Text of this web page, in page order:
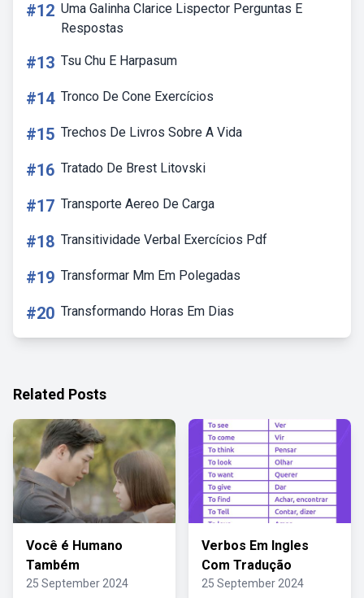
#12 Uma Galinha Clarice Lispector Perguntas E
Respostas
#13 Tsu Chu E Harpasum
#14 Tronco De Cone Exercícios
#15 Trechos De Livros Sobre A Vida
#16 Tratado De Brest Litovski
#17 Transporte Aereo De Carga
#18 Transitividade Verbal Exercícios Pdf
#19 Transformar Mm Em Polegadas
#20 Transformando Horas Em Dias
Related Posts
Você é Humano
Também
25 September 2024
Verbos Em Ingles
Com Tradução
25 September 2024